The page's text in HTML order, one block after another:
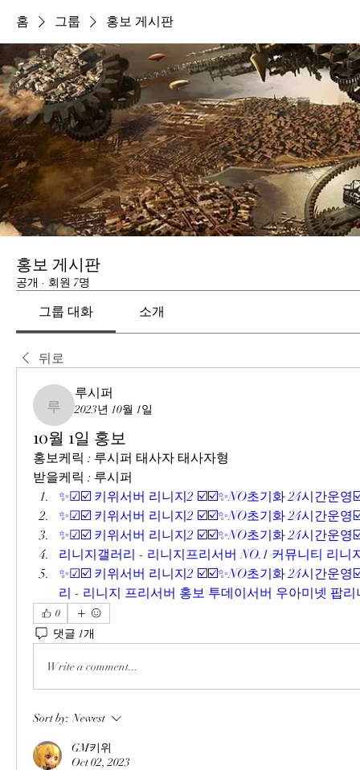
홈 그룹 홍보 게시판
홍보 게시판
공개 · 회원 7명
그룹 대화 소개
뒤로
루시퍼
루시퍼
2023년 10월 1일
10월 1일 홍보
홍보케릭 : 루시퍼 태사자 태사자형
받을케릭 : 루시퍼
✨☑☑️ 키위서버 리니지2 ☑️☑️✨NO초기화 24시간운영
✨☑☑️ 키위서버 리니지2 ☑️☑️✨NO초기화 24시간운영
✨☑☑️ 키위서버 리니지2 ☑️☑️✨NO초기화 24시간운영
리니지갤러리 - 리니지프리서버 NO.1 커뮤니티 리니
✨☑☑️ 키위서버 리니지2 ☑️☑️✨NO초기화 24시간운영
리 - 리니지 프리서버 홍보 투데이서버 우아미넷 팝리
0
댓글 1개
Write a comment...
Sort by: Newest
GM키위
Oct 02, 2023